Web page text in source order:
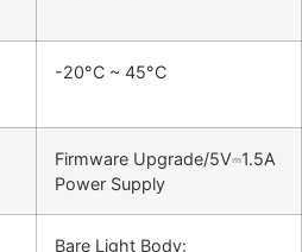
-20°C ~ 45°C
Firmware Upgrade/5V⎓1.5A
Power Supply
Bare Light Body: